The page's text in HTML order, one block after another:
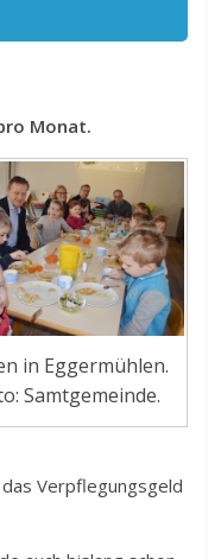
Monat.
in Eggermühlen.
Samtgemeinde.
Verpflegungsgeld